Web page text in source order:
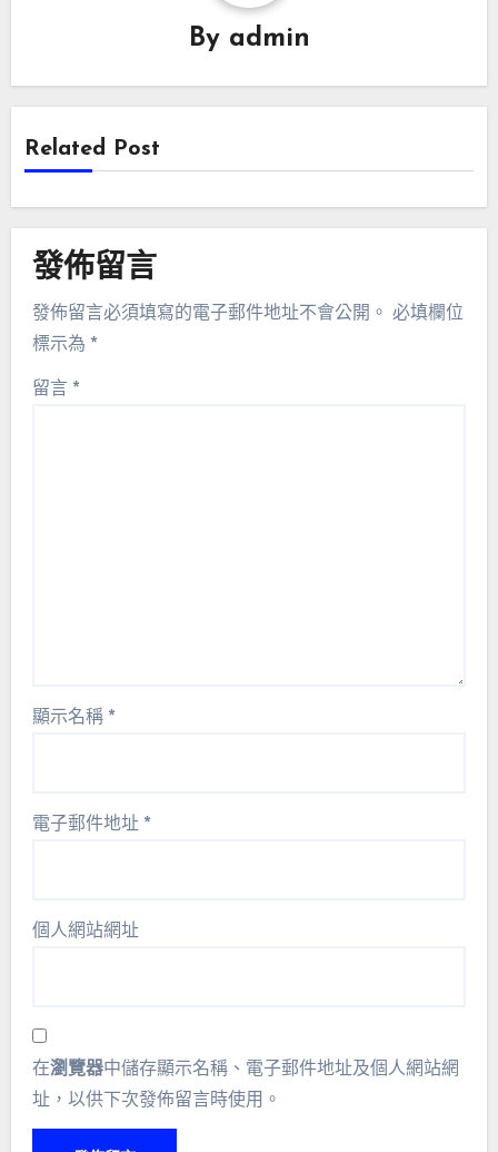
By admin
Related Post
發佈留言
發佈留言必須填寫的電子郵件地址不會公開。 必填欄位
標示為 *
留言 *
顯示名稱 *
電子郵件地址 *
個人網站網址
在瀏覽器中儲存顯示名稱、電子郵件地址及個人網站網
址，以供下次發佈留言時使用。